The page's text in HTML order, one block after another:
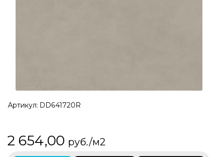
Артикул: DD641720R
2 654,00 руб./м2